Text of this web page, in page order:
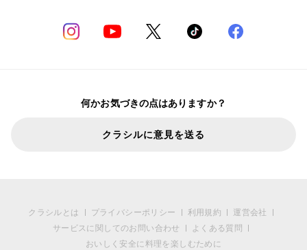
何かお気づきの点はありますか？
クラシルに意見を送る
クラシルとは プライバシーポリシー 利用規約
運営会社
サービスに関してのお問い合わせ
よくある質問
おいしく安全に料理を楽しむために